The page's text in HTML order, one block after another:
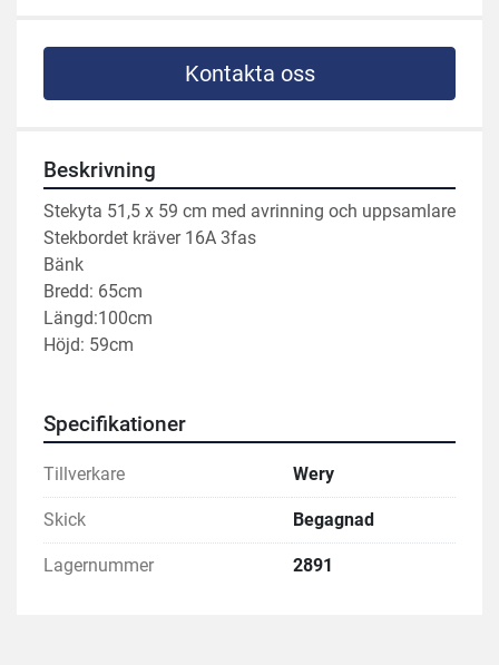
Kontakta oss
Beskrivning
Stekbordet kräver 16A 3fas
Bänk
Bredd: 65cm
Längd:100cm
Höjd: 59cm
Specifikationer
Tillverkare Wery
Skick Begagnad
Lagernummer 2891